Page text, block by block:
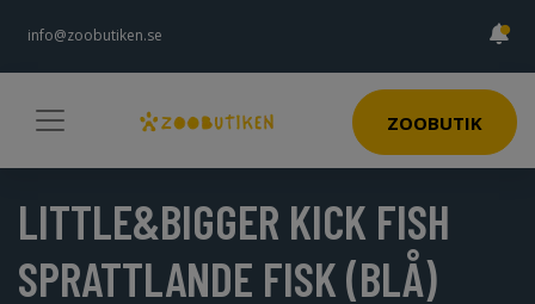
info@zoobutiken.se
ZOOBUTIK
LITTLE&BIGGER KICK FISH
SPRATTLANDE FISK (BLÅ)